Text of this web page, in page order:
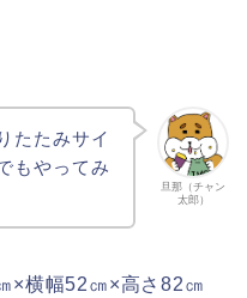
旦那（チャン
太郎）
たたみサイ
もやってみ
×横幅52㎝×高さ82㎝